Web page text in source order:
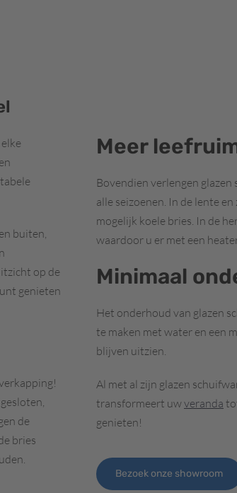
buiten,
op de
genieten
de
bries
Meer
Bovendien verlengen
alle seizoenen. In de lente
mogelijk koele bries. In de
waardoor u er met een
Minimaal
Het onderhoud van glazen
te maken met water en een
blijven uitzien.
Al met al zijn glazen
transformeert uwveranda
genieten!
Bezoek onze showroom